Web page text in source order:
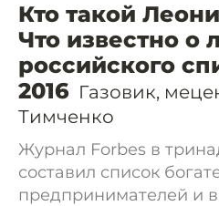
Кто такой
Что известно о
российского
2016 Газовик,
Тимченко
Журнал Forbes в
составил список
предпринимателей и в